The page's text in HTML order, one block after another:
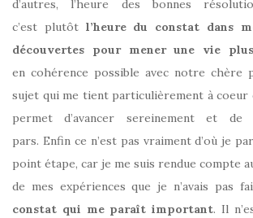
d’autres, l’heure des bonnes
c’est plutôt l’heure du constat dans
découvertes pour mener une vie
en cohérence possible avec notre chère
sujet qui me tient particulièrement à coeur
permet d’avancer sereinement et de
pars. Enfin ce n’est pas vraiment d’où je
point étape, car je me suis rendue compte
de mes expériences que je n’avais pas
constat qui me paraît important. Il